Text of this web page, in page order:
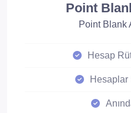
Point
Point Blank
Hesap
Hesaplar